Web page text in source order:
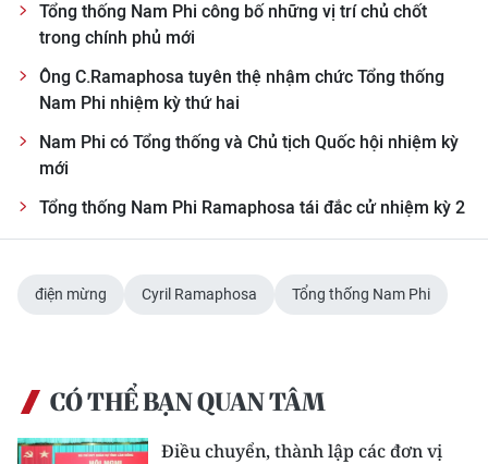
RADIO
MEDIA CENTER
E-Magazine
Video
Media Chính trị
Media Kinh tế
Media Xã hội
Media Pháp luật
Tổng thống Nam Phi công bố những vị trí chủ chốt
trong chính phủ mới
Ông C.Ramaphosa tuyên thệ nhậm chức Tổng thống
Nam Phi nhiệm kỳ thứ hai
Nam Phi có Tổng thống và Chủ tịch Quốc hội nhiệm kỳ
mới
Tổng thống Nam Phi Ramaphosa tái đắc cử nhiệm kỳ 2
điện mừng Cyril Ramaphosa Tổng thống Nam Phi
CÓ THỂ BẠN QUAN TÂM
Điều chuyển, thành lập các đơn vị